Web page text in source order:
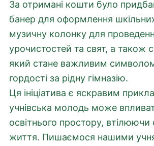
За отримані кошти було
банер для оформлення
музичну колонку для
урочистостей та свят, а також
який стане важливим символом
гордості за рідну гімназію.
Ця ініціатива є яскравим
учнівська молодь може
освітнього простору, втілюючи
життя. Пишаємося нашими